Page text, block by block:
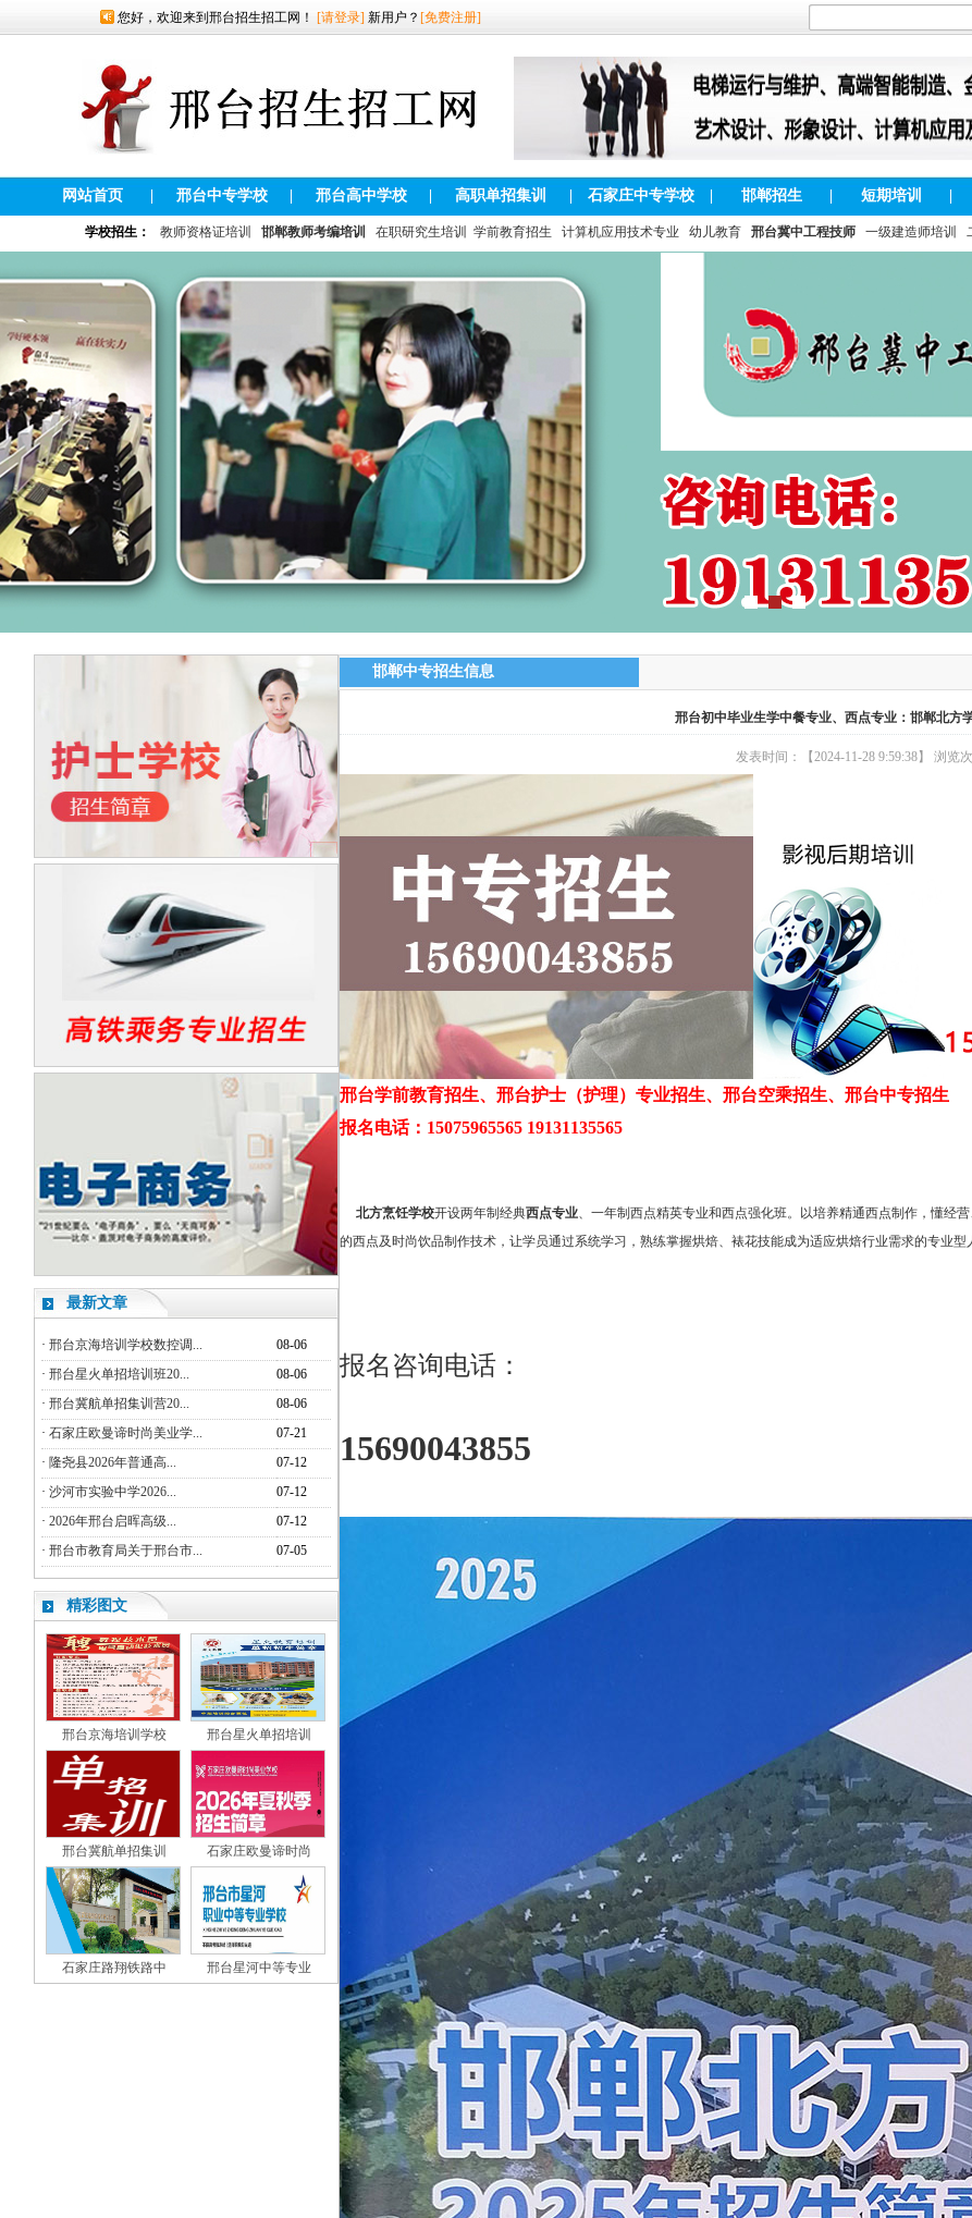
您好，欢迎来到邢台招生招工网！ [请登录] 新用户？ [免费注册]
网站首页 邢台中专学校 邢台高中学校 高职单招集训 石家庄中专学校 邯郸招生 短期培训
学校招生： 教师资格证培训 邯郸教师考编培训 在职研究生培训 学前教育招生 计算机应用技术专业 幼儿教育 邢台冀中工程技师 一级建造师培训
最新文章
· 邢台京海培训学校数控调...
08-06
· 邢台星火单招培训班20...
08-06
· 邢台冀航单招集训营20...
08-06
· 石家庄欧曼谛时尚美业学...
07-21
· 隆尧县2026年普通高...
07-12
· 沙河市实验中学2026...
07-12
· 2026年邢台启晖高级...
07-12
· 邢台市教育局关于邢台市... 07-05
精彩图文
邢台京海培训学校 邢台星火单招培训
邢台冀航单招集训 石家庄欧曼谛时尚
石家庄路翔铁路中 邢台星河中等专业
邯郸中专招生信息
邢台初中毕业生学中餐专业、西点专业：邯郸北方
发表时间：【2024-11-28 9:59:38】 浏览
邢台学前教育招生、邢台护士（护理）专业招生、邢台空乘招生、邢台中专招生
报名电话：15075965565 19131135565
北方烹饪学校开设两年制经典西点专业、一年制西点精英专业和西点强化班。以培养精通西点制作，懂经
的西点及时尚饮品制作技术，让学员通过系统学习，熟练掌握烘焙、裱花技能成为适应烘焙行业需求的专业型
报名咨询电话：
15690043855